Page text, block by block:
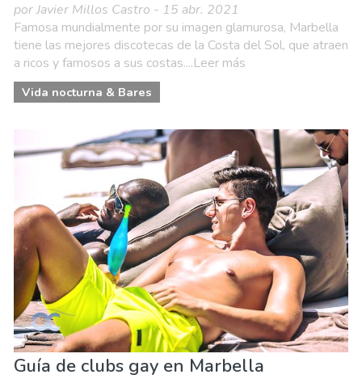
por Javier Millos Castro - 15 abr. 2021
Famosa mundialmente por su imagen glamurosa, Marbella
tiene las mejores discotecas de la Costa del Sol, que atraen
a ricos y famosos a sus costas....Leer más
Vida nocturna & Bares
Guía de clubs gay en Marbella